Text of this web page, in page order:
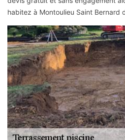
habitez à Montoulieu Saint Bernard